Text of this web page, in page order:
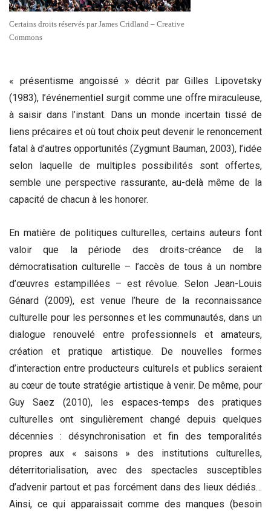
Certains droits réservés par James Cridland – Creative
Commons
« présentisme angoissé » décrit par Gilles Lipovetsky
(1983), l’événementiel surgit comme une offre miraculeuse,
à saisir dans l’instant. Dans un monde incertain tissé de
liens précaires et où tout choix peut devenir le renoncement
fatal à d’autres opportunités (Zygmunt Bauman, 2003), l’idée
selon laquelle de multiples possibilités sont offertes,
semble une perspective rassurante, au-delà même de la
capacité de chacun à les honorer.
En matière de politiques culturelles, certains auteurs font
valoir que la période des droits-créance de la
démocratisation culturelle – l’accès de tous à un nombre
d’œuvres estampillées – est révolue. Selon Jean-Louis
Génard (2009), est venue l’heure de la reconnaissance
culturelle pour les personnes et les communautés, dans un
dialogue renouvelé entre professionnels et amateurs,
création et pratique artistique. De nouvelles formes
d’interaction entre producteurs culturels et publics seraient
au cœur de toute stratégie artistique à venir. De même, pour
Guy Saez (2010), les espaces-temps des pratiques
culturelles ont singulièrement changé depuis quelques
décennies : désynchronisation et fin des temporalités
propres aux « saisons » des institutions culturelles,
déterritorialisation, avec des spectacles susceptibles
d’advenir partout et pas forcément dans des lieux dédiés…
Ainsi, ce qui apparaissait comme des manques (besoin